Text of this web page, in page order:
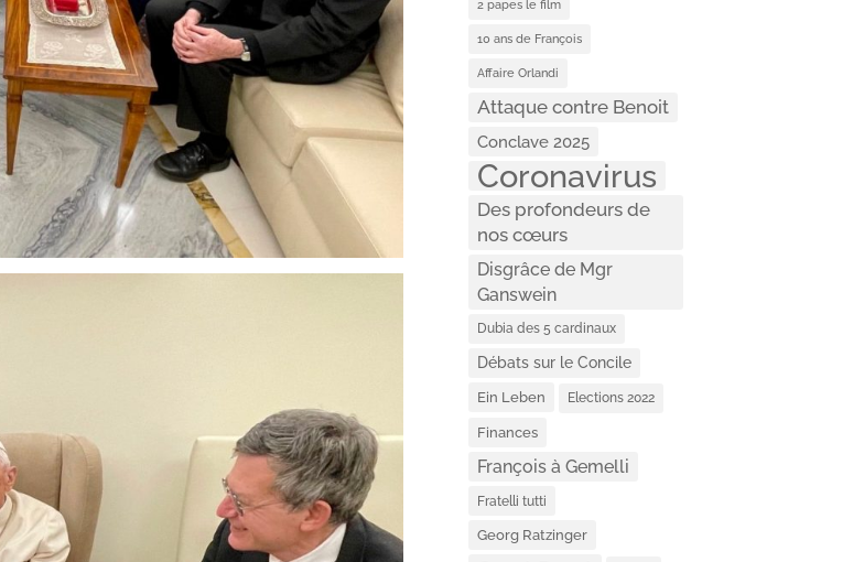
2 papes le film
10 ans de François
Affaire Orlandi
Attaque contre Benoit
Conclave 2025
Coronavirus
Des profondeurs de
nos cœurs
Disgrâce de Mgr
Ganswein
Dubia des 5 cardinaux
Débats sur le Concile
Ein Leben
Elections 2022
Finances
François à Gemelli
Fratelli tutti
Georg Ratzinger